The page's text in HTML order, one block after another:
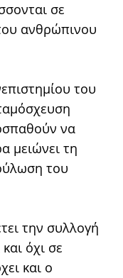
σε
ανθρώπινου
του
να
μειώνει τη
του
την συλλογή
όχι σε
και ο